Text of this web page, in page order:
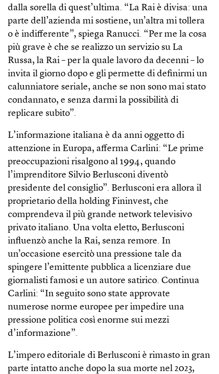
dalla sorella di quest’ultima. “La Rai è divisa: una
parte dell’azienda mi sostiene, un’altra mi tollera
o è indifferente”, spiega Ranucci. “Per me la cosa
più grave è che se realizzo un servizio su La
Russa, la Rai – per la quale lavoro da decenni – lo
invita il giorno dopo e gli permette di definirmi un
calunniatore seriale, anche se non sono mai stato
condannato, e senza darmi la possibilità di
replicare subito”.
L’informazione italiana è da anni oggetto di
attenzione in Europa, afferma Carlini: “Le prime
preoccupazioni risalgono al 1994, quando
l’imprenditore Silvio Berlusconi diventò
presidente del consiglio”. Berlusconi era allora il
proprietario della holding Fininvest, che
comprendeva il più grande network televisivo
privato italiano. Una volta eletto, Berlusconi
influenzò anche la Rai, senza remore. In
un’occasione esercitò una pressione tale da
spingere l’emittente pubblica a licenziare due
giornalisti famosi e un autore satirico. Continua
Carlini: “In seguito sono state approvate
numerose norme europee per impedire una
pressione politica così enorme sui mezzi
d’informazione”.
L’impero editoriale di Berlusconi è rimasto in gran
parte intatto anche dopo la sua morte nel 2023,